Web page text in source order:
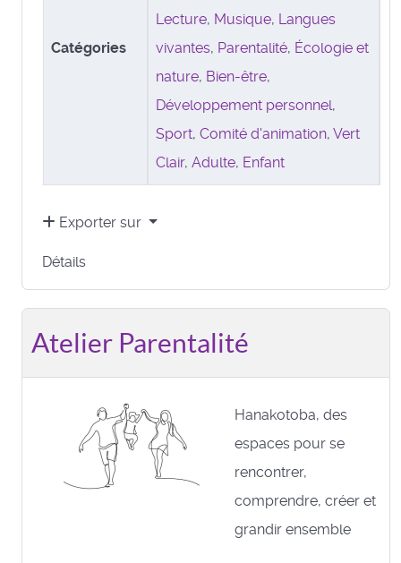
Catégories
Lecture, Musique, Langues
vivantes, Parentalité, Écologie et
nature, Bien-être,
Développement personnel,
Sport, Comité d'animation, Vert
Clair, Adulte, Enfant
Exporter sur
Détails
Atelier Parentalité
Hanakotoba, des
espaces pour se
rencontrer,
comprendre, créer et
grandir ensemble